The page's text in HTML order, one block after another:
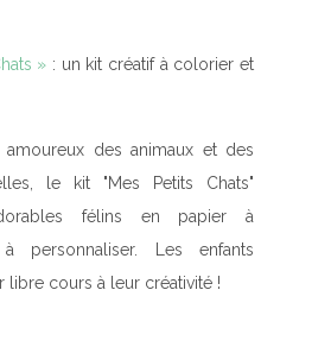
» : un kit créatif à colorier et
amoureux des animaux et des
le kit "Mes Petits Chats"
félins en papier à
personnaliser. Les enfants
libre cours à leur créativité !